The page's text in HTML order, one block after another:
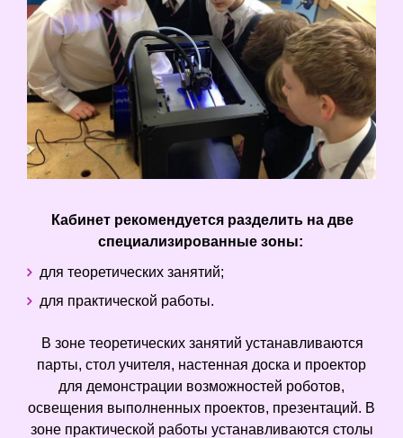
Кабинет рекомендуется разделить на две
специализированные зоны:
для теоретических занятий;
для практической работы.
В зоне теоретических занятий устанавливаются
парты, стол учителя, настенная доска и проектор
для демонстрации возможностей роботов,
освещения выполненных проектов, презентаций. В
зоне практической работы устанавливаются столы